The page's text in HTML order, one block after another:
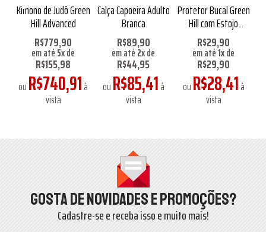
Kimono de Judô Green
Hill Advanced
R$779,90
em até5xde
R$155,98
ouR$740,91à
vista
Calça Capoeira Adulto
Branca
R$89,90
em até2xde
R$44,95
ouR$85,41à
vista
Protetor Bucal Green
Hill com Estojo
Transparente
R$29,90
em até1xde
R$29,90
ouR$28,41à
vista
Gosta de novidades e promoções?
Cadastre-se e receba isso e muito mais!